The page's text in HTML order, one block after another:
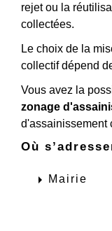
rejet ou la
collectées.
Le choix de la
collectif dépend
Vous avez la
zonage
d'assainissement
Où
arrow_right Mairie